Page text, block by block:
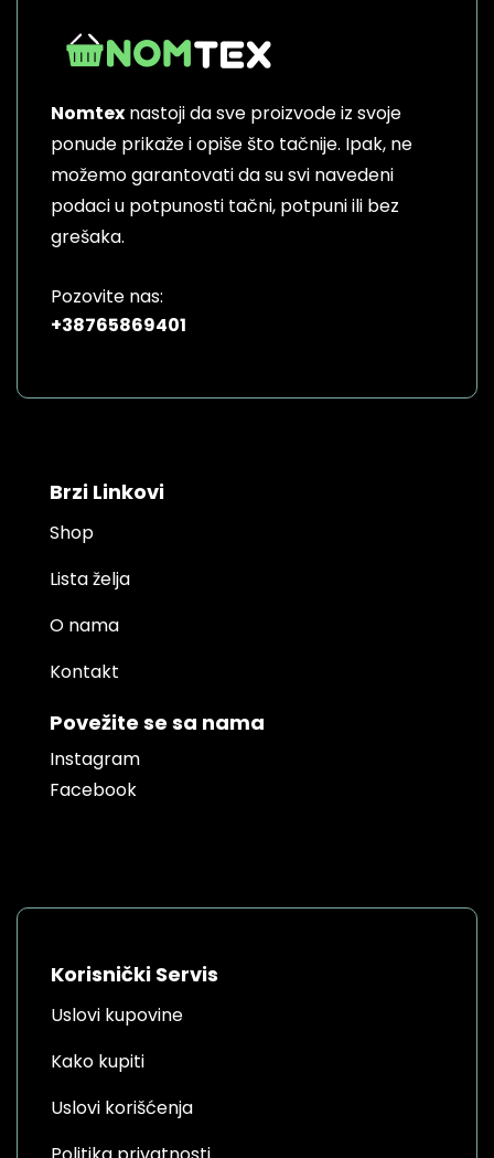
Nomtex nastoji da sve proizvode iz svoje
ponude prikaže i opiše što tačnije. Ipak, ne
možemo garantovati da su svi navedeni
podaci u potpunosti tačni, potpuni ili bez
grešaka.
Pozovite nas:
+38765869401
Brzi Linkovi
Shop
Lista želja
O nama
Kontakt
Povežite se sa nama
Instagram
Facebook
Korisnički Servis
Uslovi kupovine
Kako kupiti
Uslovi korišćenja